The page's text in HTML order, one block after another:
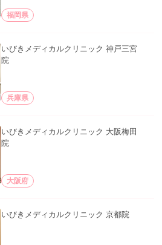
福岡県
いびきメディカルクリニック 神戸三宮
院
兵庫県
いびきメディカルクリニック 大阪梅田
院
大阪府
いびきメディカルクリニック 京都院